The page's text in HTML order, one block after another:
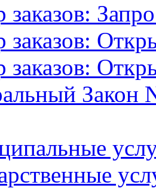
заказов:
заказов:
заказов:
Закон